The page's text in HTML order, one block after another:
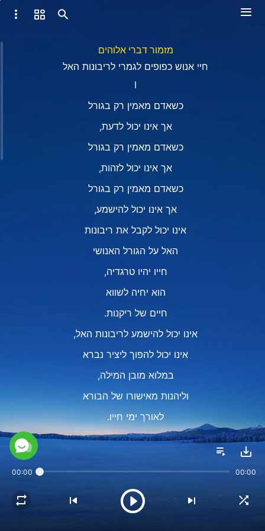
מזמור דברי אלוהים
חיי אנוש כפופים לגמרי לריבונות האל
I
כשאדם מאמין רק בגורל
אך אינו יכול לדעת,
כשאדם מאמין רק בגורל
אך אינו יכול לזהות,
כשאדם מאמין רק בגורל
אך אינו יכול להישמע,
אינו יכול לקבל את ריבונות
האל על הגורל האנושי
חייו יהיו טרגדיה,
הוא יחיה לשווא
חיים של ריקנות.
אינו יכול להישמע לריבונות האל,
אינו יכול להפוך ליציר נברא
במלוא מובן המילה,
וליהנות מאישורו של הבורא
לאורך ימי חייו.
אדם שמכיר את ריבונות האל
מוטב שלא יהיה פסיבי.
00:00 00:00